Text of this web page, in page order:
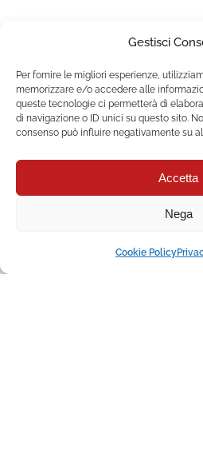
Gestisci
Per fornire le migliori esperienze,
memorizzare e/o accedere alle
queste tecnologie ci permetterà di
di navigazione o ID unici su questo sito.
consenso può influire negativamente su
Accetta
Nega
Cookie Policy